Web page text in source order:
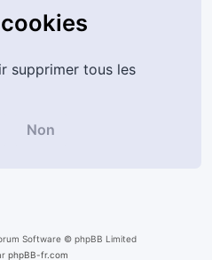
supprimer tous les
Software © phpBB Limited
phpBB-fr.com